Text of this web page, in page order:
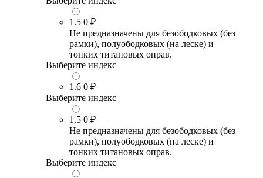
1.5 0 ₽
Не предназначены для безободковых (без
рамки), полуободковых (на леске) и
тонких титановых оправ.
Выберите индекс
1.6 0 ₽
Выберите индекс
1.5 0 ₽
Не предназначены для безободковых (без
рамки), полуободковых (на леске) и
тонких титановых оправ.
Выберите индекс